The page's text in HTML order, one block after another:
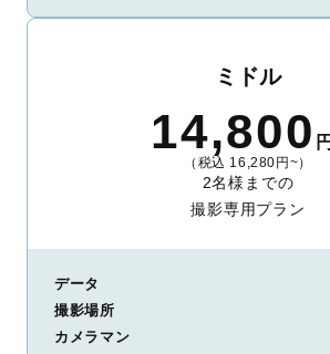
ミドル
14,800
（税込 16,280円~）
2名様までの
撮影専用プラン
データ
撮影場所
カメラマン